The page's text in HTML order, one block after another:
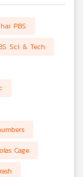
PBS
Sci & Tech
Cage